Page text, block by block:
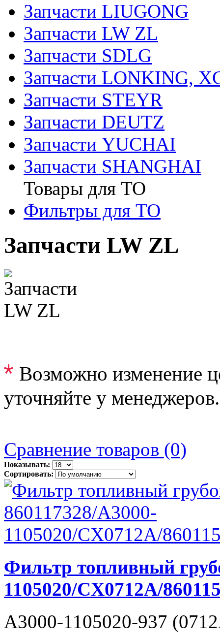
Запчасти LIUGONG
Запчасти LW ZL
Запчасти SDLG
Запчасти LONKING,
Запчасти STEYR
Запчасти DEUTZ
Запчасти YUCHAI
Запчасти SHANGHAI
Товары для ТО
Фильтры для ТО
Запчасти LW ZL
* Возможно изменение
уточняйте у менеджеров.
Сравнение товаров (0)
Показывать:
Сортировать:
Фильтр топливный
1105020/CX0712A/
A3000-1105020-937